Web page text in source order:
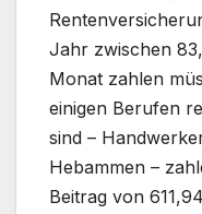
Jahr zwischen
Monat zahlen
einigen Berufen
sind –
Hebammen –
Beitrag von